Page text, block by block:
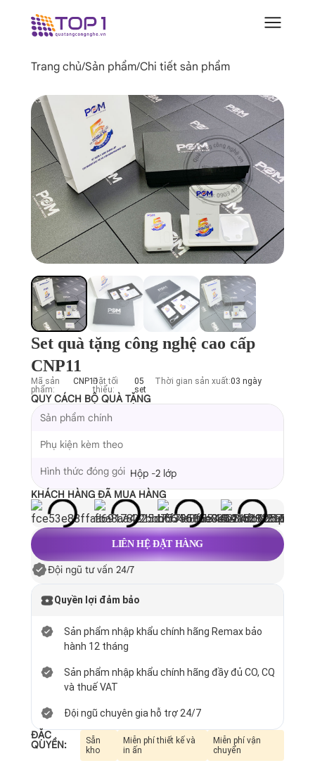
Trang chủ/Sản phẩm/Chi tiết sản phẩm
Set quà tặng công nghệ cao cấp
CNP11
Mã sản
phẩm:
CNP11Đặt tối
thiểu:
05
set
Thời gian sản xuất:03 ngày
QUY CÁCH BỘ QUÀ TẶNG
Sản phẩm chính
Phụ kiện kèm theo
Hình thức đóng gói Hộp -2 lớp
KHÁCH HÀNG ĐÃ MUA HÀNG
LIÊN HỆ ĐẶT HÀNG
Đội ngũ tư vấn 24/7
Quyền lợi đảm bảo
Sản phẩm nhập khẩu chính hãng Remax bảo
hành 12 tháng
Sản phẩm nhập khẩu chính hãng đầy đủ CO, CQ
và thuế VAT
Đội ngũ chuyên gia hỗ trợ 24/7
ĐẶC
QUYỀN:
Sẵn
kho
Miễn phí thiết kế và
in ấn
Miễn phí vận
chuyển